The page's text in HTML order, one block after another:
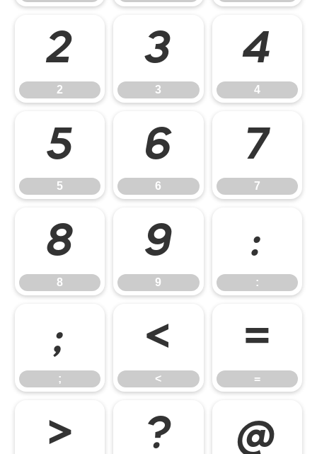
2
2
3
3
4
4
5
5
6
6
7
7
8
8
9
9
:
:
;
;
<
<
=
=
> ? @